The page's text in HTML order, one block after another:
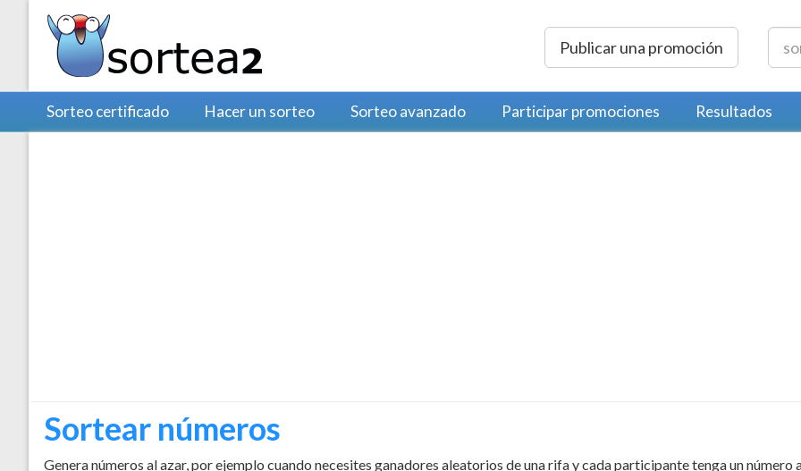
Publicar una promoción
Sorteo certificado Hacer un sorteo Sorteo avanzado Participar promociones Resultados
Sortear números
Genera números al azar, por ejemplo cuando necesites ganadores aleatorios de una rifa y cada participante tenga un número